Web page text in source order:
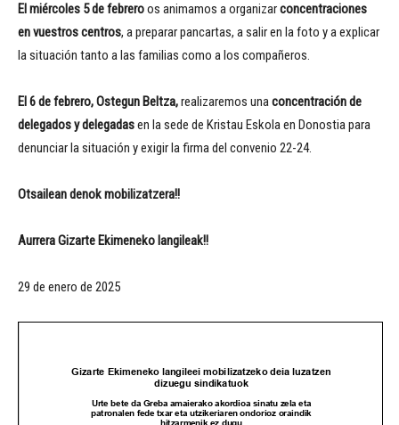
El miércoles 5 de febreroos animamos a organizarconcentraciones
en vuestros centros, a preparar pancartas, a salir en la foto y a explicar
la situación tanto a las familias como a los compañeros.
El 6 de febrero, Ostegun Beltza,realizaremos unaconcentración de
delegados y delegadasen la sede de Kristau Eskola en Donostia para
denunciar la situación y exigir la firma del convenio 22-24.
Otsailean denok mobilizatzera!!
Aurrera Gizarte Ekimeneko langileak!!
29 de enero de 2025